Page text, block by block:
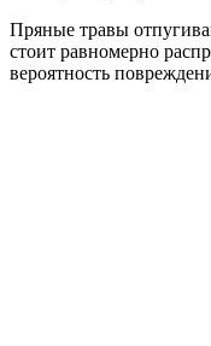
Пряные травы
стоит равномерно
вероятность